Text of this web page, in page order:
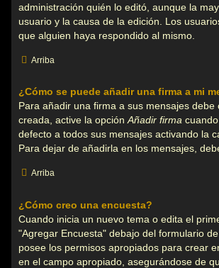
administración quién lo editó, aunque la
usuario y la causa de la edición. Los
que alguien haya respondido al mismo.
Arriba
¿Cómo se puede añadir una firma a mi
Para añadir una firma a sus mensajes
creada, active la opciónAñadir firma
defecto a todos sus mensajes activando la
Para dejar de añadirla en los mensajes,
Arriba
¿Cómo creo una encuesta?
Cuando inicia un nuevo tema o edita el
"Agregar Encuesta" debajo del formulario
posee los permisos apropiados para crear
en el campo apropiado, asegurándose de